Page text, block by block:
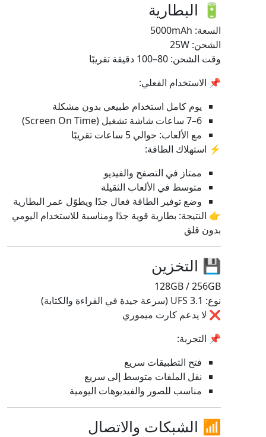
🔋 البطارية
السعة: 5000mAh
الشحن: 25W
وقت الشحن: 80–100 دقيقة تقريبًا
📌 الاستخدام الفعلي:
يوم كامل استخدام طبيعي بدون مشكلة
6–7 ساعات شاشة تشغيل (Screen On Time)
مع الألعاب: حوالي 5 ساعات تقريبًا
⚡ استهلاك الطاقة:
ممتاز في التصفح والفيديو
متوسط في الألعاب الثقيلة
وضع توفير الطاقة فعال جدًا ويطوّل عمر البطارية
👉 النتيجة: بطارية قوية جدًا ومناسبة للاستخدام اليومي
بدون قلق
💾 التخزين
128GB / 256GB
نوع: UFS 3.1 (سرعة جيدة في القراءة والكتابة)
❌ لا يدعم كارت ميموري
📌 التجربة:
فتح التطبيقات سريع
نقل الملفات متوسط إلى سريع
مناسب للصور والفيديوهات اليومية
📶 الشبكات والاتصال